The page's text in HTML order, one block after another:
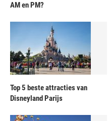
AM en PM?
Top 5 beste attracties van
Disneyland Parijs